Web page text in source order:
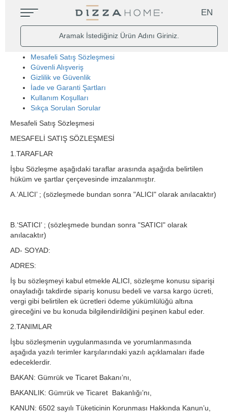
EN
Mesafeli Satış Sözleşmesi
Güvenli Alışveriş
Gizlilik ve Güvenlik
İade ve Garanti Şartları
Kullanım Koşulları
Sıkça Sorulan Sorular
Mesafeli Satış Sözleşmesi
MESAFELİ SATIŞ SÖZLEŞMESİ
1.TARAFLAR
İşbu Sözleşme aşağıdaki taraflar arasında aşağıda belirtilen
hüküm ve şartlar çerçevesinde imzalanmıştır.
A.‘ALICI’ ; (sözleşmede bundan sonra "ALICI" olarak anılacaktır)
B.‘SATICI’ ; (sözleşmede bundan sonra "SATICI" olarak
anılacaktır)
AD- SOYAD:
ADRES:
İş bu sözleşmeyi kabul etmekle ALICI, sözleşme konusu siparişi
onayladığı takdirde sipariş konusu bedeli ve varsa kargo ücreti,
vergi gibi belirtilen ek ücretleri ödeme yükümlülüğü altına
gireceğini ve bu konuda bilgilendirildiğini peşinen kabul eder.
2.TANIMLAR
İşbu sözleşmenin uygulanmasında ve yorumlanmasında
aşağıda yazılı terimler karşılarındaki yazılı açıklamaları ifade
edeceklerdir.
BAKAN: Gümrük ve Ticaret Bakanı’nı,
BAKANLIK: Gümrük ve Ticaret Bakanlığı’nı,
KANUN: 6502 sayılı Tüketicinin Korunması Hakkında Kanun’u,